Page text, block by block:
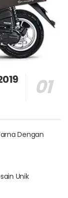
Dengan
Unik